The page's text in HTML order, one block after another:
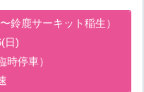
鈴鹿サーキット稲生）
日)
時停車）